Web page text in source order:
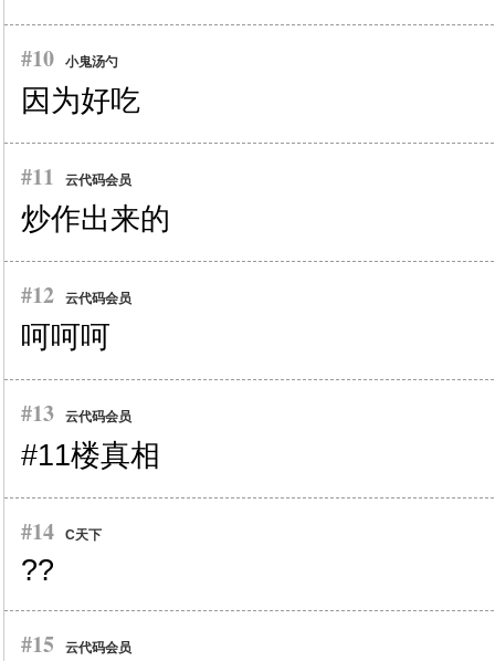
#10 小鬼汤勺
因为好吃
#11 云代码会员
炒作出来的
#12 云代码会员
呵呵呵
#13 云代码会员
#11楼真相
#14 C天下
??
#15 云代码会员